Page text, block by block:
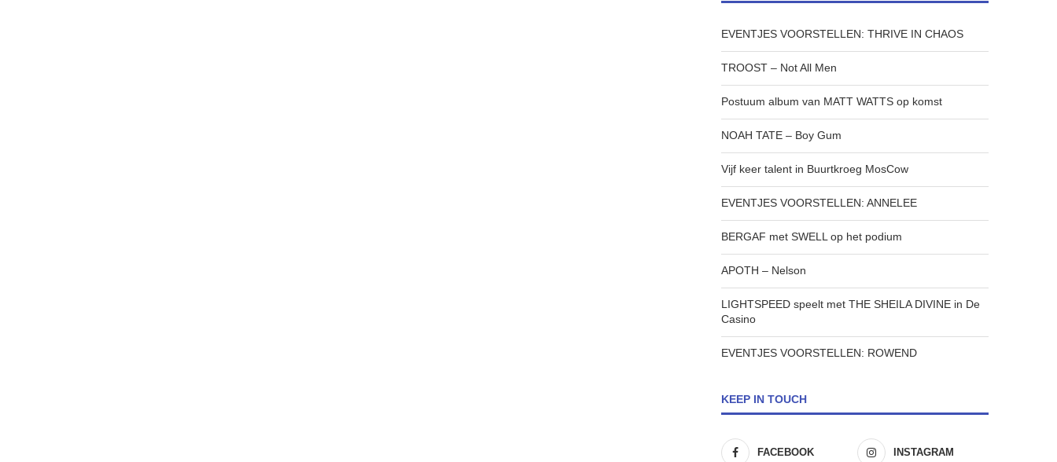
EVENTJES VOORSTELLEN: THRIVE IN CHAOS
TROOST – Not All Men
Postuum album van MATT WATTS op komst
NOAH TATE – Boy Gum
Vijf keer talent in Buurtkroeg MosCow
EVENTJES VOORSTELLEN: ANNELEE
BERGAF met SWELL op het podium
APOTH – Nelson
LIGHTSPEED speelt met THE SHEILA DIVINE in De
Casino
EVENTJES VOORSTELLEN: ROWEND
KEEP IN TOUCH
FACEBOOK INSTAGRAM